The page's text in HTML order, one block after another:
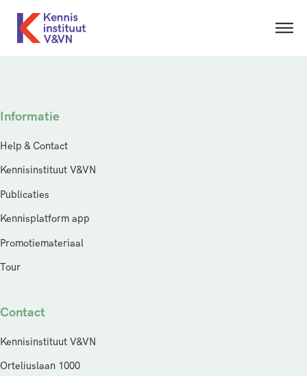
Informatie
Help & Contact
Kennisinstituut V&VN
Publicaties
Kennisplatform app
Promotiemateriaal
Tour
Contact
Kennisinstituut V&VN
Orteliuslaan 1000